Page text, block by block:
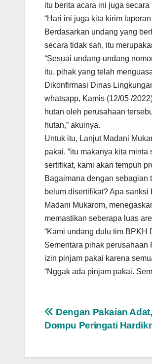
itu berita acara ini juga
“Hari ini juga kita kirim
Berdasarkan undang yang
secara tidak sah, itu
“Sesuai undang-undang
itu, pihak yang telah
Dikonfirmasi Dinas
whatsapp, Kamis (12/05 /
hutan oleh perusahaan
hutan,” akuinya.
Untuk itu, Lanjut Madani
pakai. “itu makanya kita
sertifikat, kami akan tempuh
Bagaimana dengan
belum disertifikat? Apa
Madani Mukarom,
memastikan seberapa luas
“Kami undang dulu tim BPKH
Sementara pihak perusahaan
izin pinjam pakai karena
“Nggak ada pinjam pakai.
Navigasi
pos
Dengan Pakaian
Dompu Peringati